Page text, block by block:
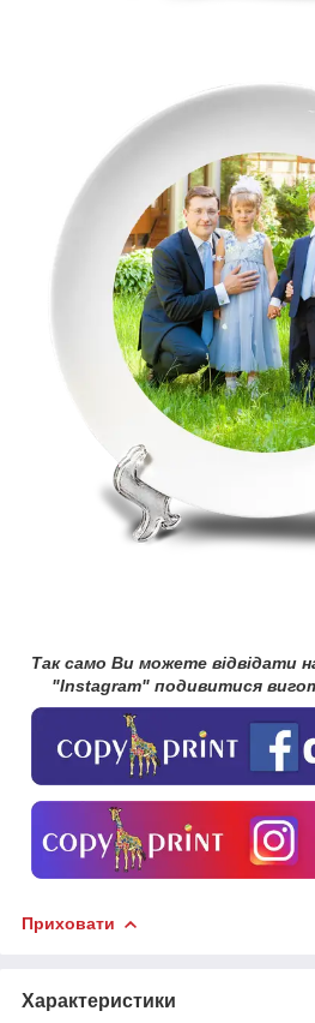
Так само Ви можете відвідати
"Instagram" подивитися
Приховати
Характеристики